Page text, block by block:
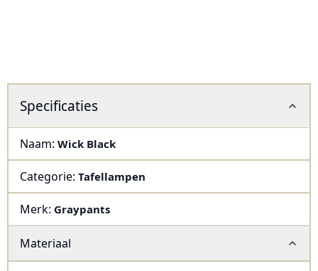
Specificaties
Naam: Wick Black
Categorie: Tafellampen
Merk: Graypants
Materiaal